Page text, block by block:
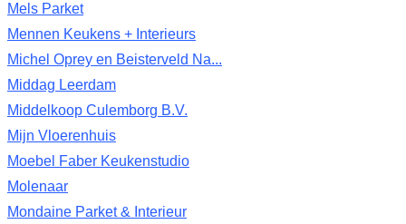
Mels Parket
Mennen Keukens + Interieurs
Michel Oprey en Beisterveld Na...
Middag Leerdam
Middelkoop Culemborg B.V.
Mijn Vloerenhuis
Moebel Faber Keukenstudio
Molenaar
Mondaine Parket & Interieur